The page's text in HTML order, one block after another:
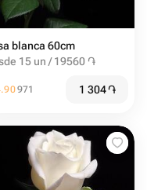
blanca 60cm
15 un / 19560 ֏
971 1 304֏